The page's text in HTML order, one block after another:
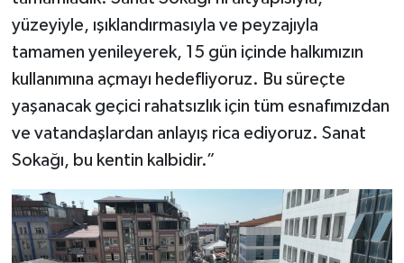
yüzeyiyle, ışıklandırmasıyla ve peyzajıyla
tamamen yenileyerek, 15 gün içinde halkımızın
kullanımına açmayı hedefliyoruz. Bu süreçte
yaşanacak geçici rahatsızlık için tüm esnafımızdan
ve vatandaşlardan anlayış rica ediyoruz. Sanat
Sokağı, bu kentin kalbidir.”